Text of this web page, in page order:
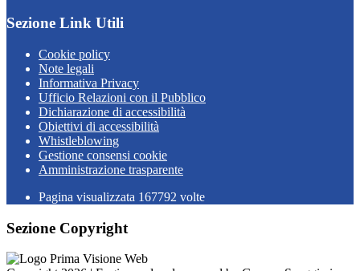
Sezione Link Utili
Cookie policy
Note legali
Informativa Privacy
Ufficio Relazioni con il Pubblico
Dichiarazione di accessibilità
Obiettivi di accessibilità
Whistleblowing
Gestione consensi cookie
Amministrazione trasparente
Pagina visualizzata 167792 volte
Sezione Copyright